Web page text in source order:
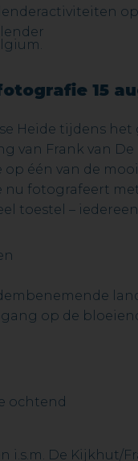
op
15
Heide tijdens het
van Frank van De
één van de
nu fotografeert
toestel –
op de
ochtend
i.s.m. De Kijkhut/